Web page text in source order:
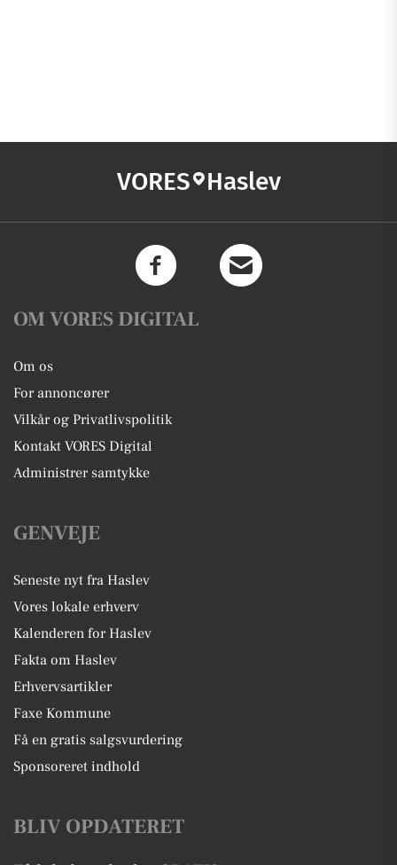
VORES Haslev
OM VORES DIGITAL
Om os
For annoncører
Vilkår og Privatlivspolitik
Kontakt VORES Digital
Administrer samtykke
GENVEJE
Seneste nyt fra Haslev
Vores lokale erhverv
Kalenderen for Haslev
Fakta om Haslev
Erhvervsartikler
Faxe Kommune
Få en gratis salgsvurdering
Sponsoreret indhold
BLIV OPDATERET